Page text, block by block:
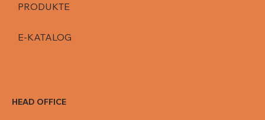
PRODUKTE
E-KATALOG
HEAD OFFICE